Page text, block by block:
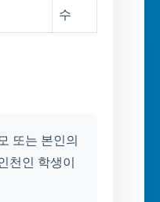
수
또는 본인의
천인 학생이